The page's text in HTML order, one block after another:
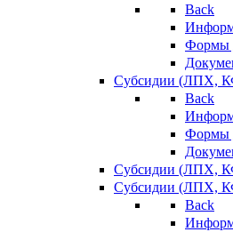
Back
Формы
Субсидии (ЛПХ,
Back
Формы
Субсидии (ЛПХ,
Субсидии (ЛПХ,
Back